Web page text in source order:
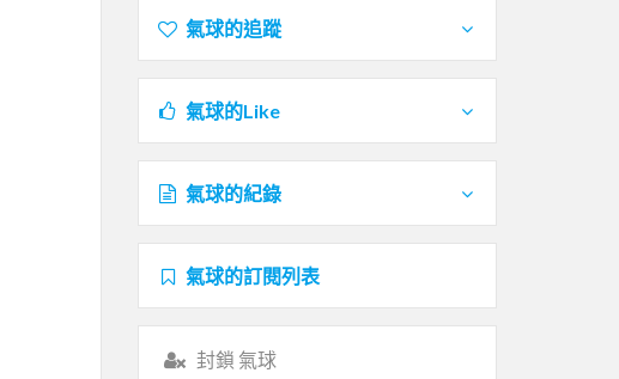
氣球的追蹤
氣球的Like
氣球的紀錄
氣球的訂閱列表
封鎖 氣球